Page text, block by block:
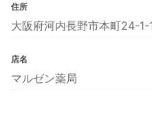
住所
大阪府河内長野市本町24-
店名
マルゼン薬局